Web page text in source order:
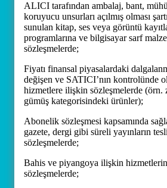
ALICI tarafından ambalaj, bant,
koruyucu unsurları açılmış olması
sunulan kitap, ses veya görüntü
programlarına ve bilgisayar sarf
sözleşmelerde;
Fiyatı finansal piyasalardaki
değişen ve SATICI’nın kontrolünde
hizmetlere ilişkin sözleşmelerde (örn.
gümüş kategorisindeki ürünler);
Abonelik sözleşmesi kapsamında
gazete, dergi gibi süreli yayınların
sözleşmelerde;
Bahis ve piyangoya ilişkin
sözleşmelerde;